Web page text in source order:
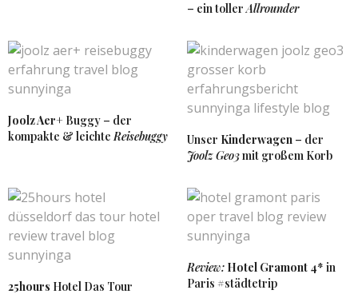
– ein tollerAllrounder
Joolz Aer+ Buggy – der
kompakte & leichteReisebuggy Unser Kinderwagen – der
Joolz Geo3mit großem Korb
25hours Hotel Das Tour
Review: Hotel Gramont 4* in
Paris #städtetrip